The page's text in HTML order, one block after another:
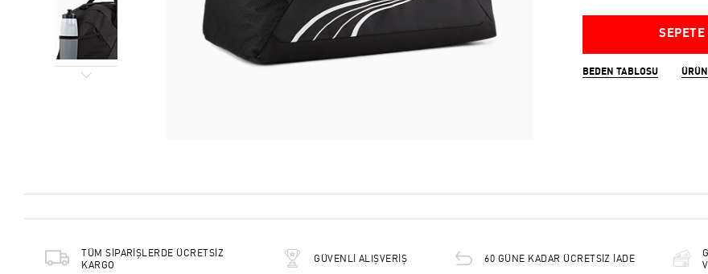
SEPETE
BEDEN TABLOSU
TÜM SİPARİŞLERDE ÜCRETSİZ
KARGO
GÜVENLİ ALIŞVERİŞ 60 GÜNE KADAR ÜCRETSİZ İADE